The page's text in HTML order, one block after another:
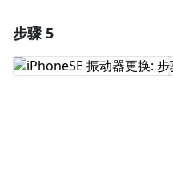
添加评论
步骤 5